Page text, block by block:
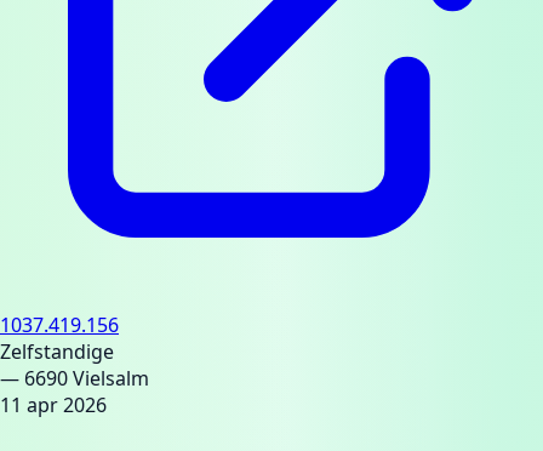
1037.419.156
Zelfstandige
— 6690 Vielsalm
11 apr 2026